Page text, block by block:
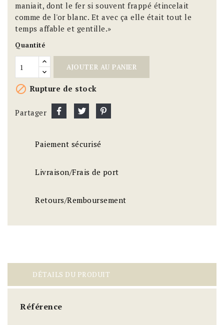
maniait, dont le fer si souvent frappé étincelait
comme de l'or blanc. Et avec ça elle était tout le
temps affable et gentille.»
Quantité
AJOUTER AU PANIER
 Rupture de stock
Partager
Paiement sécurisé
Livraison/Frais de port
Retours/Remboursement
DÉTAILS DU PRODUIT
Référence